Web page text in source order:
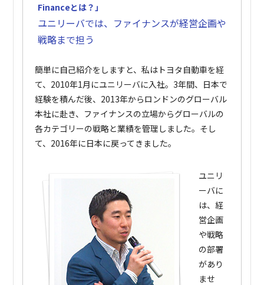
Financeとは？」
ユニリーバでは、ファイナンスが経営企画や
戦略まで担う
簡単に自己紹介をしますと、私はトヨタ自動車を経
て、2010年1月にユニリーバに入社。3年間、日本で
経験を積んだ後、2013年からロンドンのグローバル
本社に赴き、ファイナンスの立場からグローバルの
各カテゴリーの戦略と業績を管理しました。そし
て、2016年に日本に戻ってきました。
ユニリ
ーバに
は、経
営企画
や戦略
の部署
があり
ませ